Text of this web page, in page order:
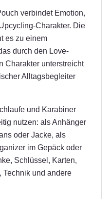
verbindet Emotion,
Charakter. Die
es zu einem
durch den Love-
Charakter unterstreicht
Alltagsbegleiter
und Karabiner
nutzen: als Anhänger
oder Jacke, als
im Gepäck oder
Schlüssel, Karten,
Technik und andere